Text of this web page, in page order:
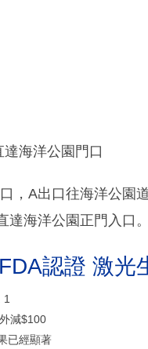
海洋公園門口
，A出口往海洋公園
達海洋公園正門入口
認證 激光
1
減$100
已經顯著